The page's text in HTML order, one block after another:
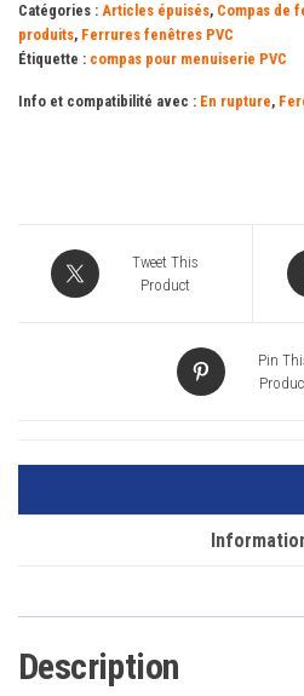
Catégories : Articles épuisés, Compas de
produits, Ferrures fenêtres PVC
Étiquette : compas pour menuiserie PVC
Info et compatibilité avec : En rupture,
Tweet This
Product
Pin
Description